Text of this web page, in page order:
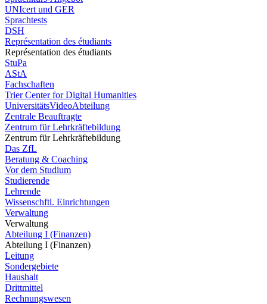
UNIcert und GER
Sprachtests
DSH
Représentation des étudiants
Représentation des étudiants
StuPa
AStA
Fachschaften
Trier Center for Digital Humanities
UniversitätsVideoAbteilung
Zentrale Beauftragte
Zentrum für Lehrkräftebildung
Zentrum für Lehrkräftebildung
Das ZfL
Beratung & Coaching
Vor dem Studium
Studierende
Lehrende
Wissenschftl. Einrichtungen
Verwaltung
Verwaltung
Abteilung I (Finanzen)
Abteilung I (Finanzen)
Leitung
Sondergebiete
Haushalt
Drittmittel
Rechnungswesen